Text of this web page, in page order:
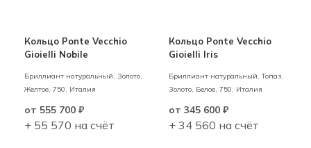
Кольцо Ponte Vecchio
Gioielli Nobile
Бриллиант натуральный, Золото,
Желтое, 750, Италия
от 555 700 ₽
+ 55 570 на счёт
Кольцо Ponte Vecchio
Gioielli Iris
Бриллиант натуральный, Топаз,
Золото, Белое, 750, Италия
от 345 600 ₽
+ 34 560 на счёт